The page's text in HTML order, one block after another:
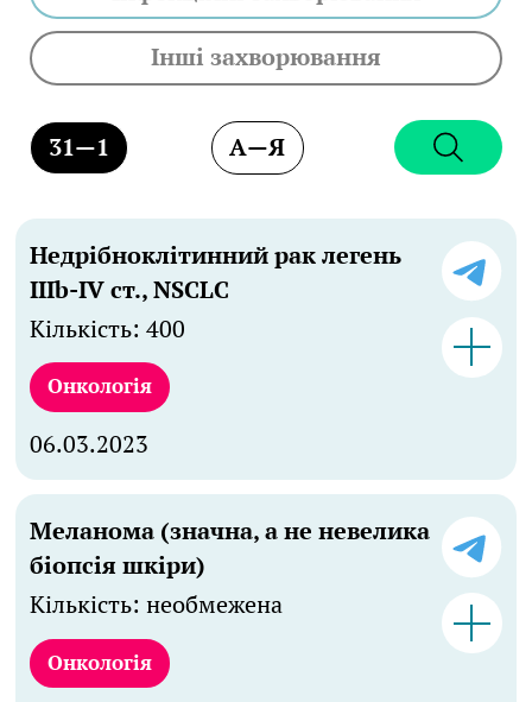
всіх форм власності, а також лікарів. Ви
можете
запропонувати нам
біоматеріалв один клік, натиснувши
Телеграм-кнопку в конкретному проєкті.
Інші захворювання
31—1 Я
—
A
Недрібноклітинний рак легень
IIIb-IV ст., NSCLC
Кількість: 400
Онкологія
06.03.2023
Меланома (значна, а не невелика
біопсія шкіри)
Кількість: необмежена
Онкологія